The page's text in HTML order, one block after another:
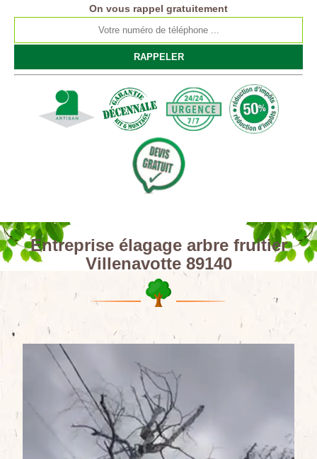
On vous rappel gratuitement
Entreprise élagage arbre fruitier
Villenavotte 89140